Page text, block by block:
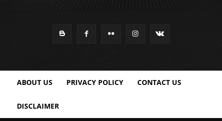
ABOUT US PRIVACY POLICY CONTACT US
DISCLAIMER